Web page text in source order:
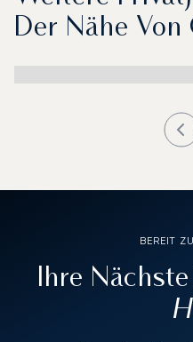
Der Nähe Von
BEREIT
Ihre